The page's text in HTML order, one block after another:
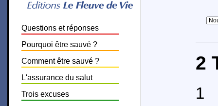
Questions et réponses
Pourquoi être sauvé ?
Comment être sauvé ?
L'assurance du salut
Trois excuses
2
1